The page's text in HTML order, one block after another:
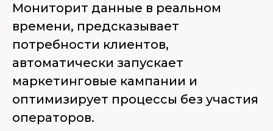
Мониторит данные в реальном
времени, предсказывает
потребности клиентов,
автоматически запускает
маркетинговые кампании и
оптимизирует процессы без участия
операторов.